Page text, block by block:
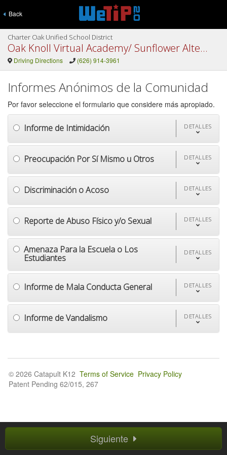
Back
Charter Oak Unified School District
Oak Knoll Virtual Academy/ Sunflower Alternative School
Driving Directions (626) 914-3961
Informes Anónimos de la Comunidad
Por favor seleccione el formulario que considere más apropiado.
Informe de Intimidación DETALLES
Preocupación Por Sí Mismo u Otros DETALLES
Discriminación o Acoso DETALLES
Reporte de Abuso Físico y/o Sexual DETALLES
Amenaza Para la Escuela o Los
Estudiantes
DETALLES
Informe de Mala Conducta General DETALLES
Informe de Vandalismo DETALLES
Siguiente
© 2026 Catapult K12 Terms of Service Privacy Policy
Patent Pending 62/015, 267